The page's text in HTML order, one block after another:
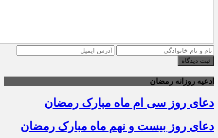
ثبت دیدگاه
ادعیه روزانه رمضان
دعای روز سی ام ماه مبارک رمضان
دعای روز بیست و نهم ماه مبارک رمضان